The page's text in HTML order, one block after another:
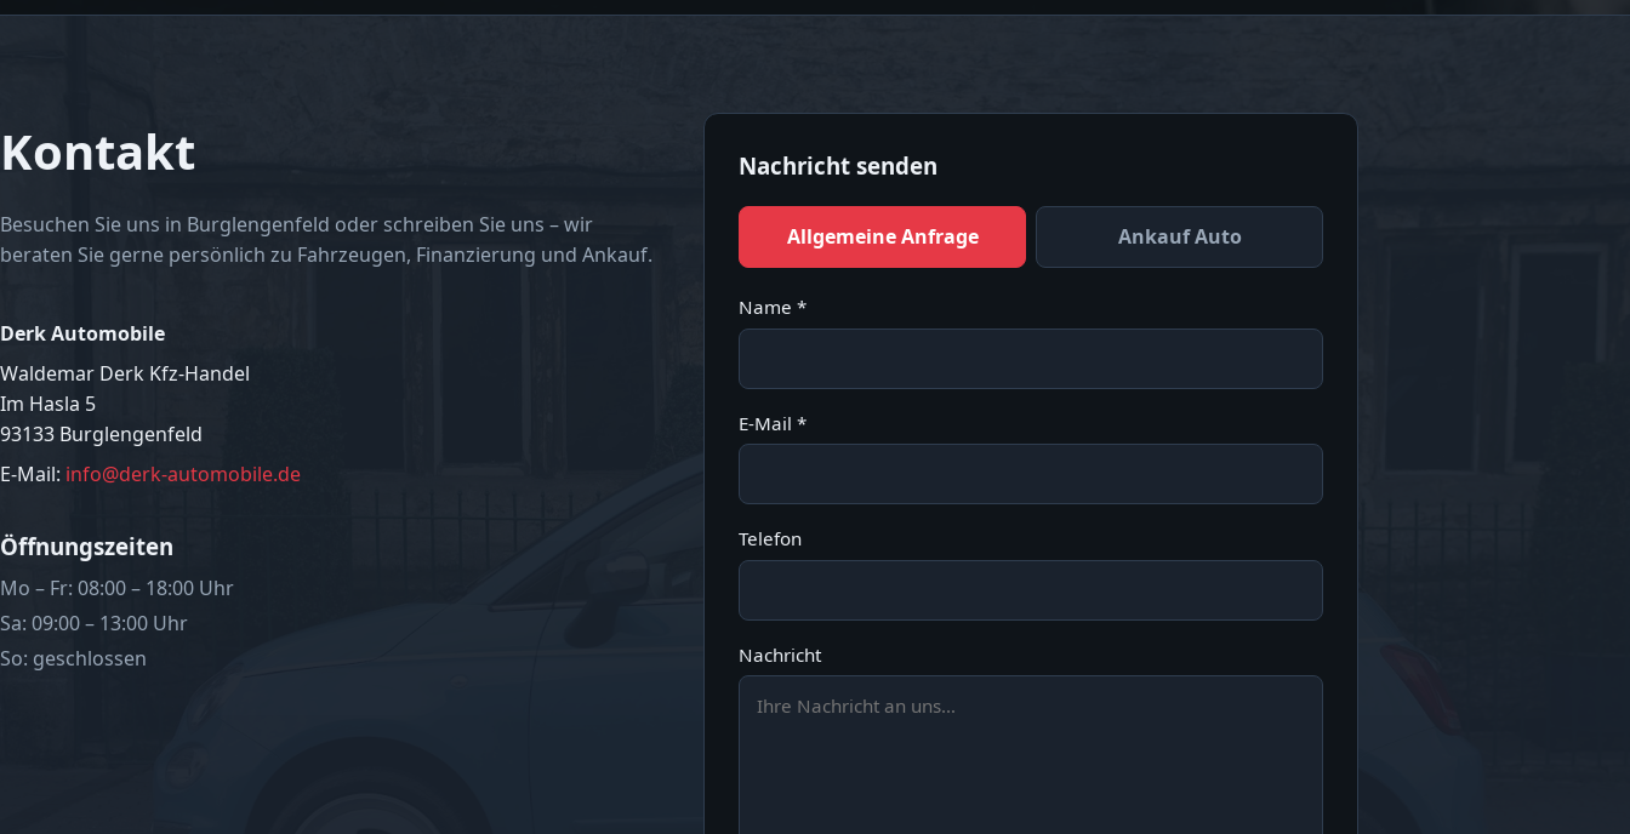
Kontakt
Besuchen Sie uns in Burglengenfeld oder schreiben Sie uns – wir
beraten Sie gerne persönlich zu Fahrzeugen, Finanzierung und Ankauf.
Derk Automobile
Waldemar Derk Kfz-Handel
Im Hasla 5
93133 Burglengenfeld
E-Mail: info@derk-automobile.de
Öffnungszeiten
Mo – Fr: 08:00 – 18:00 Uhr
Sa: 09:00 – 13:00 Uhr
So: geschlossen
Nachricht senden
Allgemeine Anfrage Ankauf Auto
Name *
E-Mail *
Telefon
Nachricht